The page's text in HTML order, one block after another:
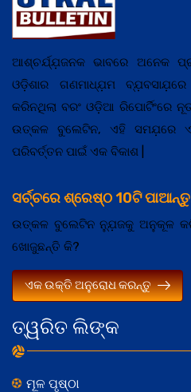
ତ୍ୱରିତ ଲିଙ୍କ
ମୂଳ ପୃଷ୍ଠା
ଆଶ୍ଚର୍ଯ୍ଯ଼ଜନକ ଭାବରେ ଅନେକ
ଓଡ଼ିଶାର ଗଣମାଧ୍ଯ଼ମ
କରିନଥିଲା ବରଂ ଓଡ଼ିଆ ରିପୋର୍ଟିଂରେ
ଉତ୍କଳ ବୁଲେଟିନ, ଏହି ସମଯ଼ରେ
ପରିବର୍ତ୍ତନ ପାଇଁ ଏକ ବିକାଶ |
ସର୍ଚ୍ଚରେ ଶ୍ରେଷ୍ଠ 10ଟି
ଉତ୍କଳ ବୁଲେଟିନ ନ୍ଯ଼ୁଜକୁ ଅନୁକୂଳ
ଖୋଜୁଛନ୍ତି କି?
ଏକ ଉକ୍ତି ଅନୁରୋଧ କରନ୍ତୁ